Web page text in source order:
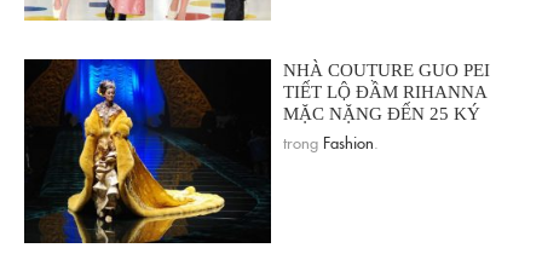
NHÀ COUTURE GUO PEI
TIẾT LỘ ĐẦM RIHANNA
MẶC NẶNG ĐẾN 25 KÝ
trong Fashion